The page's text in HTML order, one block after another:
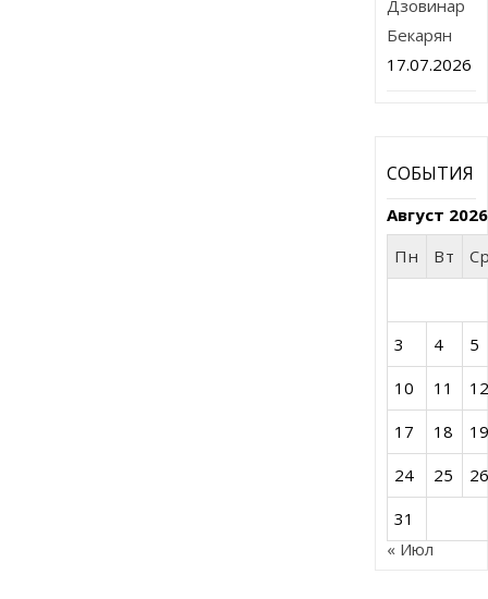
Дзовинар
Бекарян
17.07.2026
СОБЫТИЯ
Август 2026
Пн
Вт
3 4
5
10
11
17
18
24
25
31
« Июл